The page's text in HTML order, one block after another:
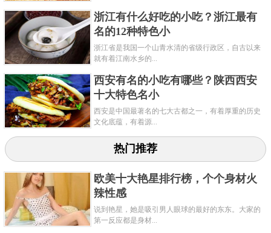
浙江有什么好吃的小吃？浙江最有
名的12种特色小
浙江省是我国一个山青水清的省级行政区，自古以来
就有着江南水乡的...
西安有名的小吃有哪些？陕西西安
十大特色名小
西安是中国最著名的七大古都之一，有着厚重的历史
文化底蕴，有着源...
热门推荐
欧美十大艳星排行榜，个个身材火
辣性感
说到艳星，她是吸引男人眼球的最好的东东。大家的
第一反应都是身材...